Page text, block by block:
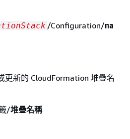
/Configuration/na
更新的 CloudFormation 堆疊名
/堆疊名稱